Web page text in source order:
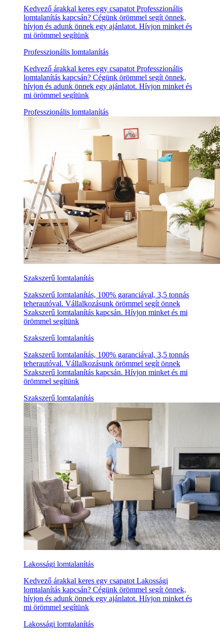
Kedvező árakkal keres egy csapatot Professzionális
lomtalanítás kapcsán? Cégünk örömmel segít önnek,
hívjon és adunk önnek egy ajánlatot. Hívjon minket és
mi örömmel segítünk
Professzionális lomtalanítás
Kedvező árakkal keres egy csapatot Professzionális
lomtalanítás kapcsán? Cégünk örömmel segít önnek,
hívjon és adunk önnek egy ajánlatot. Hívjon minket és
mi örömmel segítünk
Professzionális lomtalanítás
Szakszerű lomtalanítás
Szakszerű lomtalanítás, 100% garanciával, 3,5 tonnás
teherautóval. Vállalkozásunk örömmel segít önnek
Szakszerű lomtalanítás kapcsán. Hívjon minket és mi
örömmel segítünk
Szakszerű lomtalanítás
Szakszerű lomtalanítás, 100% garanciával, 3,5 tonnás
teherautóval. Vállalkozásunk örömmel segít önnek
Szakszerű lomtalanítás kapcsán. Hívjon minket és mi
örömmel segítünk
Szakszerű lomtalanítás
Lakossági lomtalanítás
Kedvező árakkal keres egy csapatot Lakossági
lomtalanítás kapcsán? Cégünk örömmel segít önnek,
hívjon és adunk önnek egy ajánlatot. Hívjon minket és
mi örömmel segítünk
Lakossági lomtalanítás